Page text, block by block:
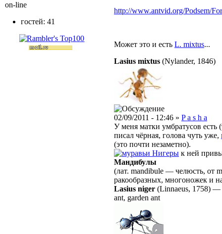
http://www.antvid.org/Podsem/
Может это и есть L. mixtus...
Lasius mixtus (Nylander, 1846)
02/09/2011 - 12:46 » P a s h a
У меня матки умбратусов есть
писал чёрная, голова чуть уже,
(это почти незаметно).
Нигеры к ней
Мандибулы
(лат. mandibule — челюсть, от
ракообразных, многоножек и
Lasius niger (Linnaeus, 1758) —
ant, garden ant
on-line
гостей: 41